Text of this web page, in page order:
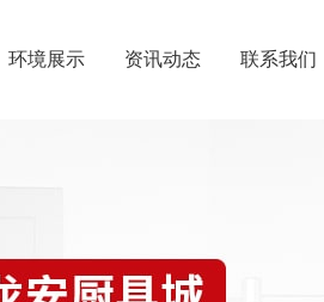
环境展示 资讯动态 联系我们